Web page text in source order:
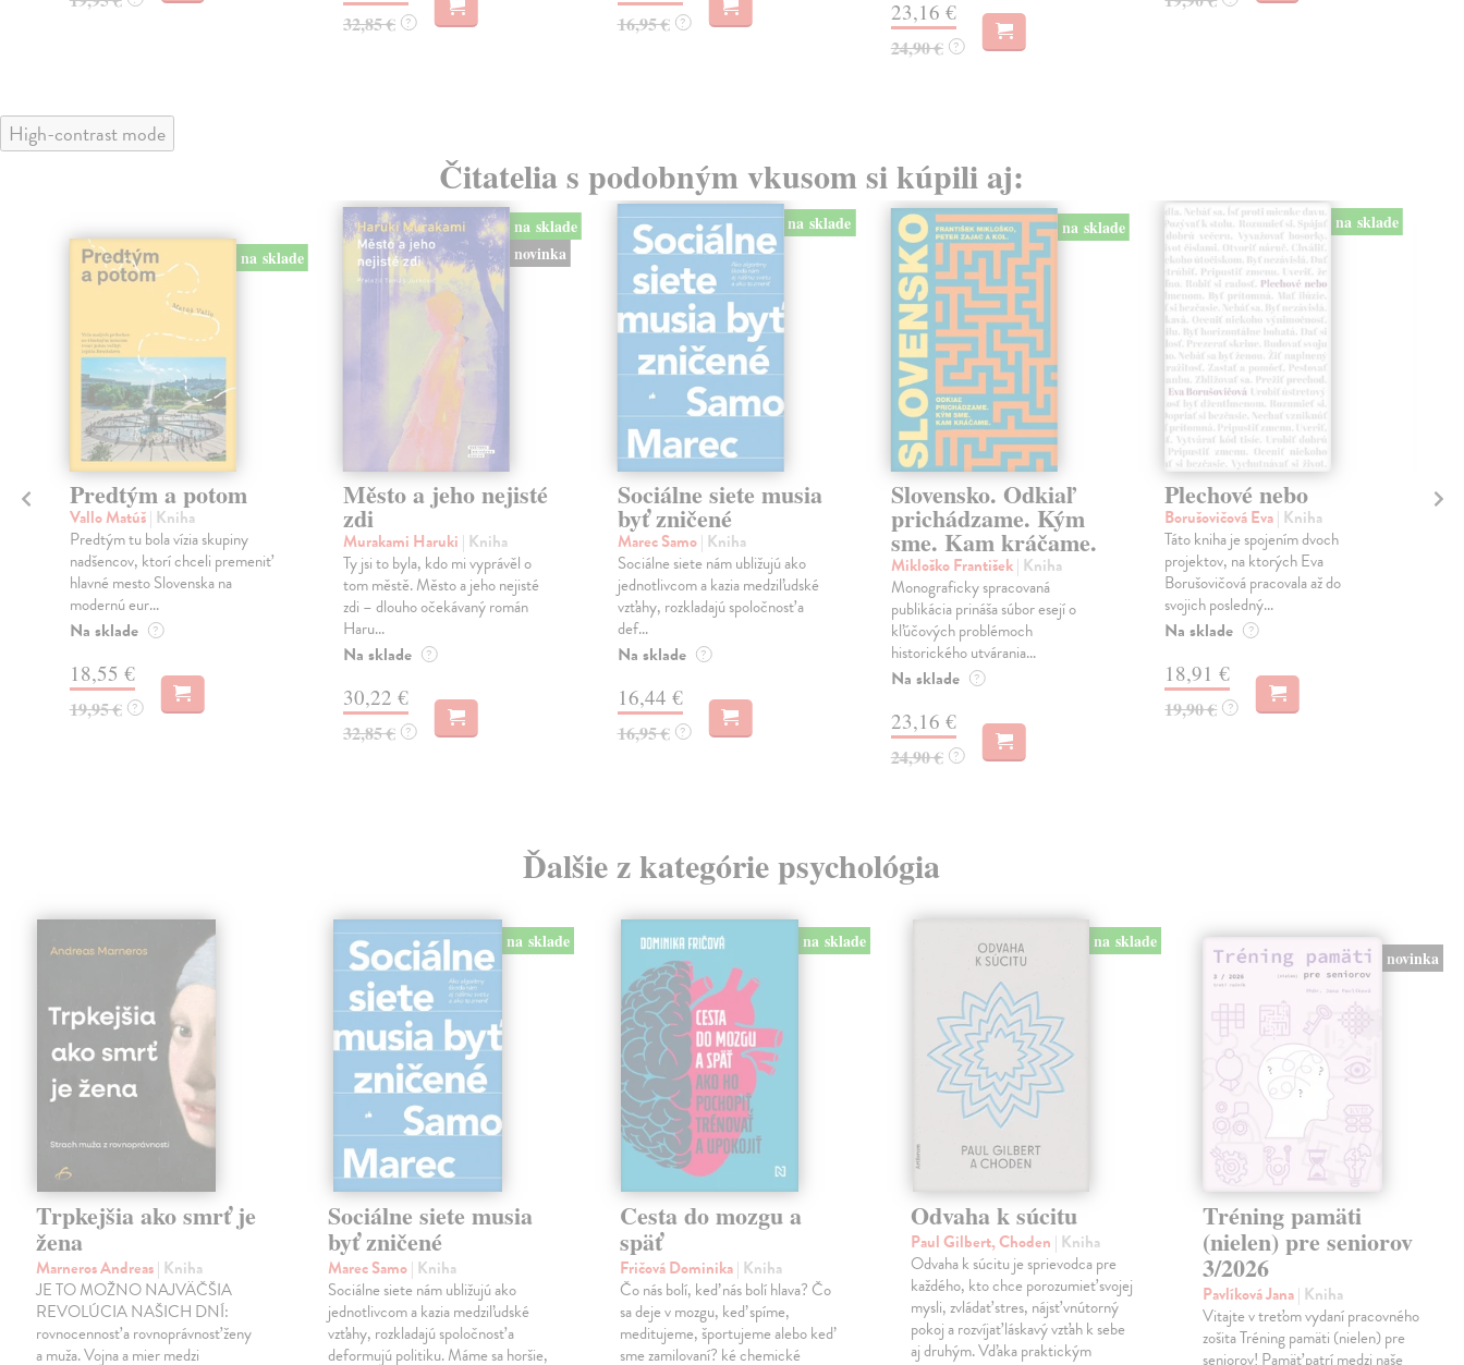
32,85 € ? 16,95 € ? 23,16 €
24,90 € ?
High-contrast mode
Čitatelia s podobným vkusom si kúpili aj:
na sklade
Predtým a potom
Vallo Matúš| Kniha
Predtým tu bola vízia skupiny
nadšencov, ktorí chceli premeniť
hlavné mesto Slovenska na
modernú eur...
Na sklade ?
18,55 €
19,95 € ?
na sklade
novinka
Město a jeho nejisté
zdi
Murakami Haruki | Kniha
Ty jsi to byla, kdo mi vyprávěl o
tom městě. Město a jeho nejisté
zdi – dlouho očekávaný román
Haru...
Na sklade ?
30,22 €
32,85 € ?
na sklade
Sociálne siete musia
byť zničené
Marec Samo| Kniha
Sociálne siete nám ubližujú ako
jednotlivcom a kazia medziľudské
vzťahy, rozkladajú spoločnosť a
def...
Na sklade ?
16,44 €
16,95 € ?
na sklade
Slovensko. Odkiaľ
prichádzame. Kým
sme. Kam kráčame.
Mikloško František| Kniha
Monograficky spracovaná
publikácia prináša súbor esejí o
kľúčových problémoch
historického utvárania...
Na sklade ?
23,16 €
24,90 € ?
na sklade
Plechové nebo
Borušovičová Eva| Kniha
Táto kniha je spojením dvoch
projektov, na ktorých Eva
Borušovičová pracovala až do
svojich posledný...
Na sklade ?
18,91 €
19,90 € ?
Ďalšie z kategórie psychológia
Trpkejšia ako smrť je
žena
Marneros Andreas| Kniha
JE TO MOŽNO NAJVÄČŠIA
REVOLÚCIA NAŠICH DNÍ:
rovnocennosť a rovnoprávnosť ženy
a muža. Vojna a mier medzi
na sklade
Sociálne siete musia
byť zničené
Marec Samo| Kniha
Sociálne siete nám ubližujú ako
jednotlivcom a kazia medziľudské
vzťahy, rozkladajú spoločnosť a
deformujú politiku. Máme sa horšie,
na sklade
Cesta do mozgu a
späť
Fričová Dominika| Kniha
Čo nás bolí, keď nás bolí hlava? Čo
sa deje v mozgu, keď spíme,
meditujeme, športujeme alebo keď
sme zamilovaní? ké chemické
na sklade
Odvaha k súcitu
Paul Gilbert, Choden | Kniha
Odvaha k súcitu je sprievodca pre
každého, kto chce porozumieť svojej
mysli, zvládať stres, nájsť vnútorný
pokoj a rozvíjať láskavý vzťah k sebe
aj druhým. Vďaka praktickým
novinka
Tréning pamäti
(nielen) pre seniorov
3/2026
Pavlíková Jana| Kniha
Vitajte v treťom vydaní pracovného
zošita Tréning pamäti (nielen) pre
seniorov! Pamäť patrí medzi naše